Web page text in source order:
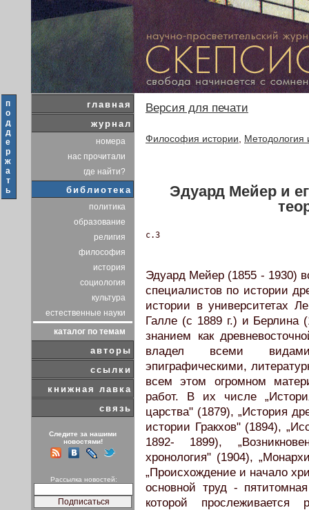
п
о
д
д
е
р
ж
а
т
ь
главная
журнал
номера
нас прочитали
где найти?
библиотека
политика
образование
религия
философия
история
социология
культура
естественные науки
каталог по темам
авторы
ссылки
книжная лавка
связь
Следите за нашими
новостями!
Рассылка новостей:
Версия для печати
Философия истории Методология
Эдуард Мейер и
c.3
Эдуард Мейер (1855 - 1930)
специалистов по истории
истории в университетах
Галле (с 1889 г.) и Берлина
знанием как
владел всеми видами
эпиграфическими,
всем этом огромном
работ. В их числе
царства" (1879), „История
истории Гракхов" (1894),
1892- 1899),
хронология" (1904),
„Происхождение и начало
основной труд -
которой прослеживается